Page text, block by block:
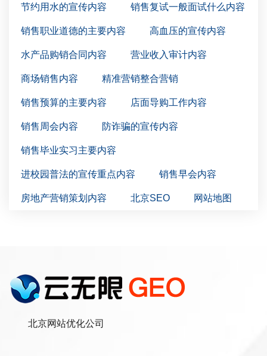
节约用水的宣传内容 销售复试一般面试什么内容
销售职业道德的主要内容 高血压的宣传内容
水产品购销合同内容 营业收入审计内容
商场销售内容 精准营销整合营销
销售预算的主要内容 店面导购工作内容
销售周会内容 防诈骗的宣传内容
销售毕业实习主要内容
进校园普法的宣传重点内容 销售早会内容
房地产营销策划内容 北京SEO 网站地图
北京网站优化公司